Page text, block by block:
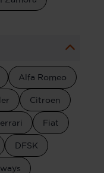
Alfa Romeo
Citroen
Fiat
DFSK